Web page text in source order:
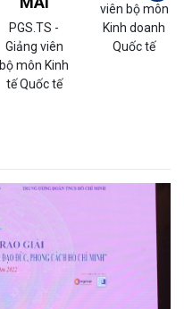
PGS.TS -
Giảng viên
bộ môn Kinh
tế Quốc tế
viên bộ môn
Kinh doanh
Quốc tế